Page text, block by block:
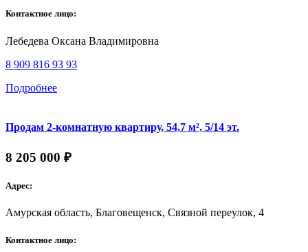
Контактное лицо:
Лебедева Оксана Владимировна
8 909 816 93 93
Подробнее
Продам 2-комнатную квартиру, 54,7 м², 5/14 эт.
8 205 000 ₽
Адрес:
Амурская область, Благовещенск, Связной переулок, 4
Контактное лицо: